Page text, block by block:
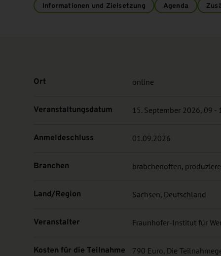
Informationen und Zielsetzung Agenda
Ort online
Veranstaltungsdatum 15. September 2026, 09 -
Anmeldeschluss 01.09.2026
Branchen brabchenoffen,
Land/Region Sachsen, Deutschland
Veranstalter Fraunhofer-Institut für
Kosten für die Teilnahme 790 Euro, Die